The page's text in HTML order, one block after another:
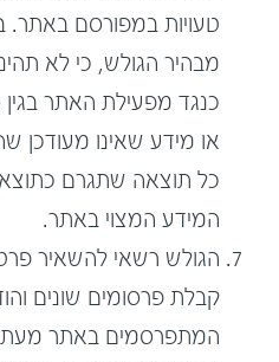
טעויות במפורסם
מבהיר הגולש, כי לא
כנגד מפעילת האתר בגין
או מידע שאינו מעודכן
כל תוצאה שתגרם
המידע המצוי באתר.
הגולש רשאי להשאיר
קבלת פרסומים שונים
המתפרסמים באתר מעת